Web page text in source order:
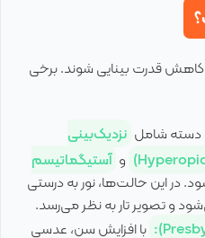
قدرت بینایی شوند. برخی
دسته شامل نزدیک‌بینی
و آستیگماتیسم
در این حالت‌ها، نور به درستی
و تصویر تار به نظر می‌رسد.
با افزایش سن، عدسی